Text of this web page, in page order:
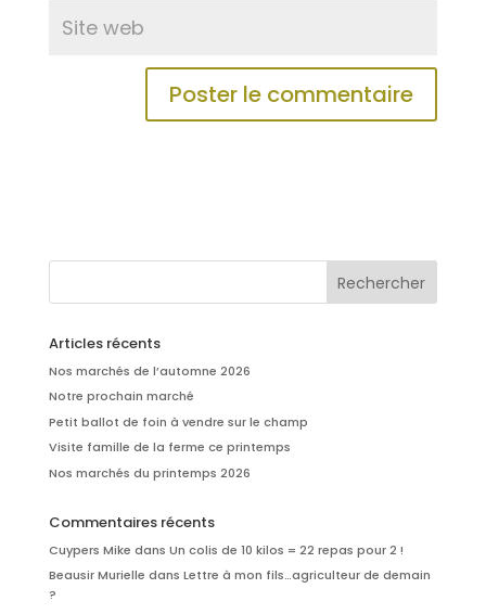
Articles récents
Nos marchés de l’automne 2026
Notre prochain marché
Petit ballot de foin à vendre sur le champ
Visite famille de la ferme ce printemps
Nos marchés du printemps 2026
Commentaires récents
Cuypers Mike dans Un colis de 10 kilos = 22 repas pour 2 !
Beausir Murielle dans Lettre à mon fils…agriculteur de demain
?